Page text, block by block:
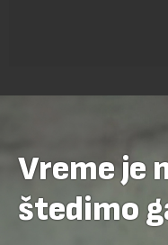
Vreme je
štedimo